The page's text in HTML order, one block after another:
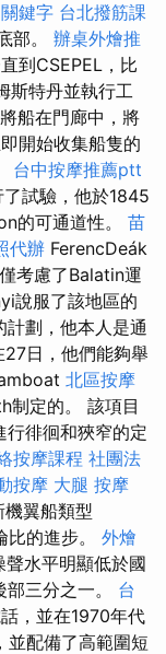
鍵字 台北撥筋課
部。 辦桌外燴推
到CSEPEL，比
斯特丹並執行工
船在門廊中，將
開始收集船隻的
台中按摩推薦ptt
試驗，他於1845
的可通道性。 苗
代辦 FerencDeák
考慮了Balatin運
說服了該地區的
劃，他本人是通
27日，他們能夠舉
北區按摩
制定的。 該項目
行徘徊和狹窄的定
按摩課程 社團法
按摩 大腿 按摩
機翼船類型
比的進步。 外燴
水平明顯低於國
三分之一。 台
，並在1970年代
並配備了高範圍短